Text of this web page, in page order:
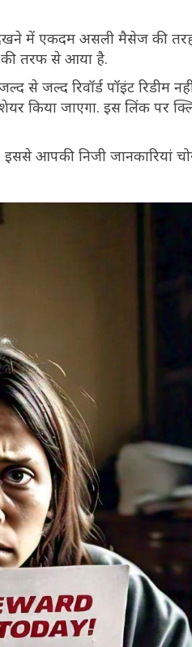
में एकदम असली मैसेज की
तरफ से आया है.
रिवॉर्ड पॉइंट रिडीम
किया जाएगा. इस लिंक पर
आपकी निजी जानकारियां